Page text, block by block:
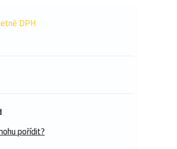
DPH
pořídit?